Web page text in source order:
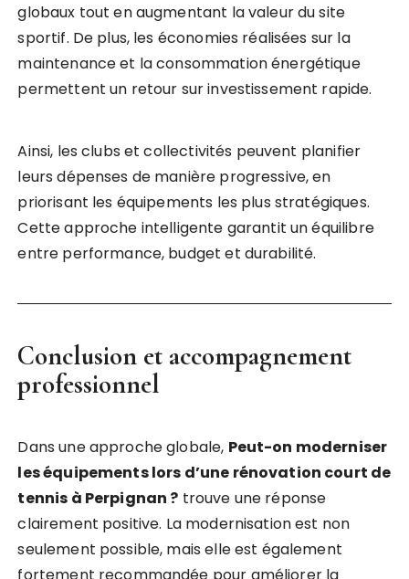
globaux tout en augmentant la valeur du site
sportif. De plus, les économies réalisées sur la
maintenance et la consommation énergétique
permettent un retour sur investissement rapide.
Ainsi, les clubs et collectivités peuvent planifier
leurs dépenses de manière progressive, en
priorisant les équipements les plus stratégiques.
Cette approche intelligente garantit un équilibre
entre performance, budget et durabilité.
Conclusion et accompagnement
professionnel
Dans une approche globale, Peut-on moderniser
les équipements lors d’une rénovation court de
tennis à Perpignan ? trouve une réponse
clairement positive. La modernisation est non
seulement possible, mais elle est également
fortement recommandée pour améliorer la